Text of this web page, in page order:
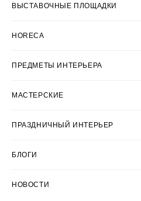
ВЫСТАВОЧНЫЕ ПЛОЩАДКИ
HORECA
ПРЕДМЕТЫ ИНТЕРЬЕРА
МАСТЕРСКИЕ
ПРАЗДНИЧНЫЙ ИНТЕРЬЕР
БЛОГИ
НОВОСТИ